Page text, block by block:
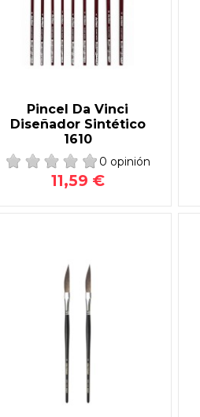
Pincel Da Vinci
Diseñador Sintético
1610
0 opinión
11,59 €